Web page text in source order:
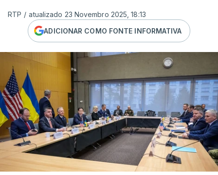
RTP / atualizado 23 Novembro 2025, 18:13
ADICIONAR COMO FONTE INFORMATIVA